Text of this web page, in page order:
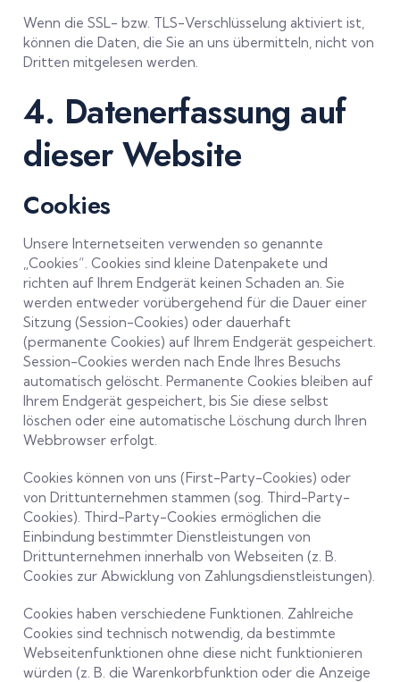
Wenn die SSL- bzw. TLS-Verschlüsselung aktiviert ist,
können die Daten, die Sie an uns übermitteln, nicht von
Dritten mitgelesen werden.
4. Datenerfassung auf
dieser Website
Cookies
Unsere Internetseiten verwenden so genannte
„Cookies“. Cookies sind kleine Datenpakete und
richten auf Ihrem Endgerät keinen Schaden an. Sie
werden entweder vorübergehend für die Dauer einer
Sitzung (Session-Cookies) oder dauerhaft
(permanente Cookies) auf Ihrem Endgerät gespeichert.
Session-Cookies werden nach Ende Ihres Besuchs
automatisch gelöscht. Permanente Cookies bleiben auf
Ihrem Endgerät gespeichert, bis Sie diese selbst
löschen oder eine automatische Löschung durch Ihren
Webbrowser erfolgt.
Cookies können von uns (First-Party-Cookies) oder
von Drittunternehmen stammen (sog. Third-Party-
Cookies). Third-Party-Cookies ermöglichen die
Einbindung bestimmter Dienstleistungen von
Drittunternehmen innerhalb von Webseiten (z. B.
Cookies zur Abwicklung von Zahlungsdienstleistungen).
Cookies haben verschiedene Funktionen. Zahlreiche
Cookies sind technisch notwendig, da bestimmte
Webseitenfunktionen ohne diese nicht funktionieren
würden (z. B. die Warenkorbfunktion oder die Anzeige